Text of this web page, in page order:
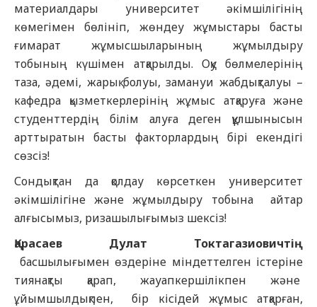
материалдары университет әкімшілігінің
көмегімен бөлініп, жөндеу жұмыстары басты
ғимарат жұмысшыларының жұмылдыру
тобының күшімен атқарылды. Оқу бөлмелерінің
таза, әдемі, жарық болуы, замануи жабдықталуы –
кафедра қызметкерлерінің жұмыс атқаруға және
студенттердің білім алуға деген құлшынысын
арттыратын басты факторлардың бірі екендігі
сөзсіз!
Сондықтан да қолдау көрсеткен университет
әкімшілігіне және жұмылдыру тобына айтар
алғысымыз, ризашылығымыз шексіз!
Қарасаев Дулат Токтагазиовичтің
басшылығымен өздеріне міндеттелген істеріне
тиянақты қарап, жауапкершілікпен және
ұйымшылдықпен, бір кісідей жұмыс атқарған,